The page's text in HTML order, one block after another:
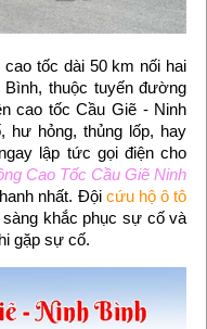
tốc dài 50 km nối hai
thuộc tuyến đường
cao tốc Cầu Giẽ - Ninh
hư hỏng, thủng lốp, hay
lập tức gọi điện cho
Cao Tốc Cầu Giẽ Ninh
nhất. Đội cứu hộ ô tô
khắc phục sự cố và
gặp sự cố.